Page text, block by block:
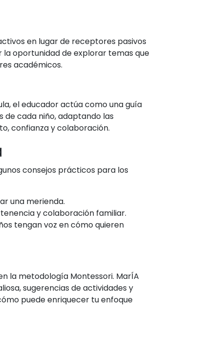
en lugar de receptores pasivos
la oportunidad de explorar temas que
académicos.
el educador actúa como una guía
de cada niño, adaptando las
confianza y colaboración.
consejos prácticos para los
una merienda.
y colaboración familiar.
tengan voz en cómo quieren
la metodología Montessori. MarÍA
sugerencias de actividades y
puede enriquecer tu enfoque